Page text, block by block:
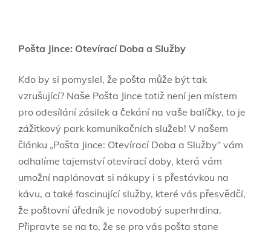
Pošta Jince: Otevírací Doba a Služby
Kdo by si pomyslel, že pošta může být tak
vzrušující? Naše Pošta Jince totiž není jen místem
pro odesílání zásilek a čekání na vaše balíčky, to je
zážitkový park komunikačních služeb! V našem
článku „Pošta Jince: Otevírací Doba a Služby“ vám
odhalíme tajemství otevírací doby, která vám
umožní naplánovat si nákupy i s přestávkou na
kávu, a také fascinující služby, které vás přesvědčí,
že poštovní úředník je novodobý superhrdina.
Připravte se na to, že se pro vás pošta stane